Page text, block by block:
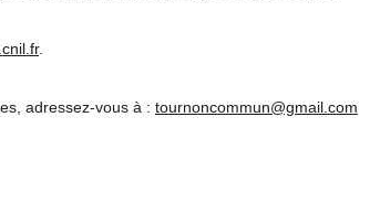
.
adressez-vous à : tournoncommun@gmail.com